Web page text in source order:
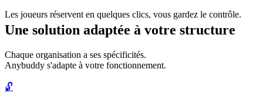
Les joueurs réservent en quelques clics, vous gardez le contrôle.
Une solution adaptée à votre structure
Chaque organisation a ses spécificités.
Anybuddy s'adapte à votre fonctionnement.
🔓